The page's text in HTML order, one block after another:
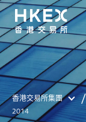
香港交易所集團
2014